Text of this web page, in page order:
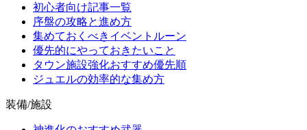
初心者向け記事一覧
序盤の攻略と進め方
集めておくべきイベントルーン
優先的にやっておきたいこと
タウン施設強化おすすめ優先順
ジュエルの効率的な集め方
装備/施設